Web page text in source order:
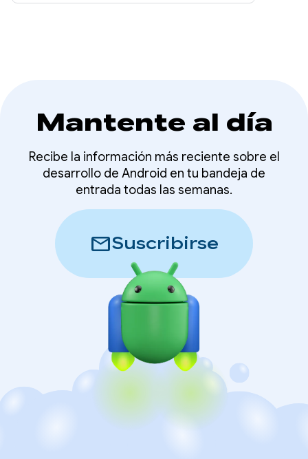
Mantente al día
Recibe la información más reciente sobre el
desarrollo de Android en tu bandeja de
entrada todas las semanas.
mailSuscribirse